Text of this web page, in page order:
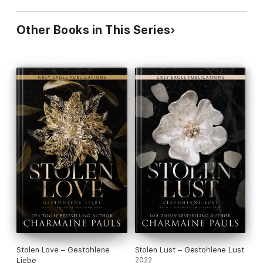
Other Books in This Series
Stolen Love – Gestohlene
Liebe
Stolen Lust – Gestohlene Lust
2022